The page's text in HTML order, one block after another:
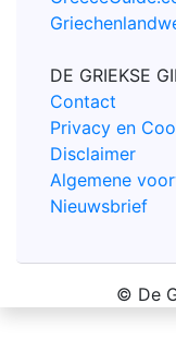
DE GRIEKSE
Contact
Privacy en
Disclaimer
Algemene
Nieuwsbrief
© De